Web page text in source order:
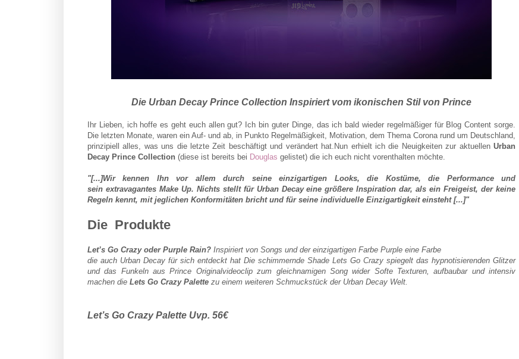
Die Urban Decay Prince Collection Inspiriert vom ikonischen Stil von Prince
Ihr Lieben, ich hoffe es geht euch allen gut? Ich bin guter Dinge, das ich bald wieder regelmäßiger für Blog Content sorge.
Die letzten Monate, waren ein Auf- und ab, in Punkto Regelmäßigkeit, Motivation, dem Thema Corona rund um Deutschland,
prinzipiell alles, was uns die letzte Zeit beschäftigt und verändert hat.Nun erhielt ich die Neuigkeiten zur aktuellen Urban
Decay Prince Collection (diese ist bereits bei Douglas gelistet) die ich euch nicht vorenthalten möchte.
"[...]Wir kennen Ihn vor allem durch seine einzigartigen Looks, die Kostüme, die Performance und
sein extravagantes Make Up. Nichts stellt für Urban Decay eine größere Inspiration dar, als ein Freigeist, der keine
Regeln kennt, mit jeglichen Konformitäten bricht und für seine individuelle Einzigartigkeit einsteht [...]"
Die Produkte
Let’s Go Crazy oder Purple Rain? Inspiriert von Songs und der einzigartigen Farbe Purple eine Farbe
die auch Urban Decay für sich entdeckt hat Die schimmernde Shade Lets Go Crazy spiegelt das hypnotisierenden Glitzer
und das Funkeln aus Prince Originalvideoclip zum gleichnamigen Song wider Softe Texturen, aufbaubar und intensiv
machen die Lets Go Crazy Palette zu einem weiteren Schmuckstück der Urban Decay Welt.
Let’s Go Crazy Palette Uvp. 56€